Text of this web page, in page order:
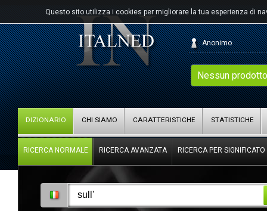
Questo sito utilizza i cookies per migliorare la tua esperienza di
Nessun
Anonimo
DIZIONARIO CHI SIAMO CARATTERISTICHE STATISTICHE
RICERCA NORMALE RICERCA AVANZATA RICERCA PER SIGNIFICATO